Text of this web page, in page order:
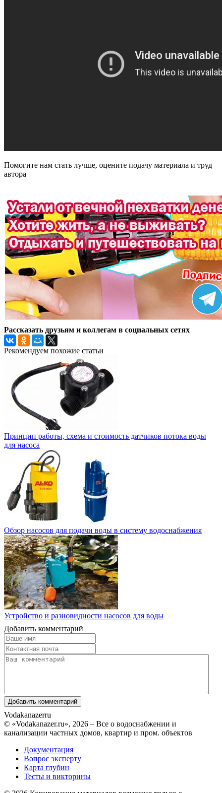
Помогите нам стать лучше, оцените подачу материала и труд
автора
Рассказать друзьям и коллегам в социальных сетях
Рекомендуем похожие статьи
Принцип работы, схема и стоимость датчиков потока воды
для насоса
Обзор насосов для подачи воды в систему водоснабжения
Устройство и разновидности насосов для воды
Добавить комментарий
Vodakanazerru
© «Vodakanazer.ru», 2026 – Все о водоснабжении и
канализации частных домов, квартир и пром. объектов
Документация
Вопрос эксперту
Карта глубин
Тесты и викторины